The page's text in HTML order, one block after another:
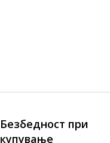
Безбедност при
купување